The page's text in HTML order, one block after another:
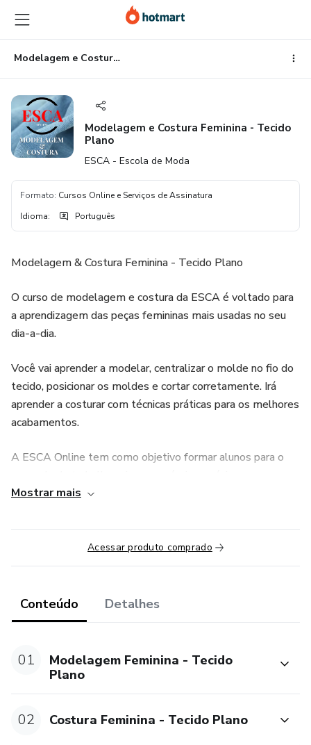
para
o
conteúdo
principal
para
o
pagamento
para
o
rodapé
Modelagem e Costura Feminina - Tecido Plano
Modelagem e Costura Feminina - Tecido
Plano
ESCA - Escola de Moda
Formato: Cursos Online e Serviços de Assinatura
Idioma: Português
Modelagem & Costura Feminina - Tecido Plano
O curso de modelagem e costura da ESCA é voltado para
a aprendizagem das peças femininas mais usadas no seu
dia-a-dia.
Você vai aprender a modelar, centralizar o molde no fio do
tecido, posicionar os moldes e cortar corretamente. Irá
aprender a costurar com técnicas práticas para os melhores
acabamentos.
A ESCA Online tem como objetivo formar alunos para o
fazer suas próprias peças.
O curso é de fácil entendimento para todos os públicos,
portanto, não há pré-requisitos. Porém, o mínimo exigido é
um conhecimento básico no manuseio de máquinas de
O período de acesso ao curso é de 1 ano. Terá
aulas tira-dúvidas ao vivo, estas aulas também ficarão
Mostrar mais
Acessar produto comprado
Conteúdo Detalhes
01
Modelagem Feminina - Tecido
Plano
02 Costura Feminina - Tecido Plano